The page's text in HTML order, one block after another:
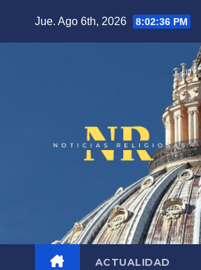
Jue. Ago 6th, 2026 8:02:37 PM
ACTUALIDAD